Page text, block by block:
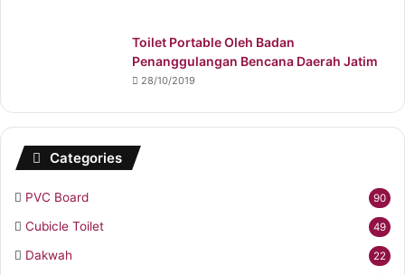
Toilet Portable Oleh Badan
Penanggulangan Bencana Daerah Jatim
28/10/2019
Categories
PVC Board 90
Cubicle Toilet 49
Dakwah 22